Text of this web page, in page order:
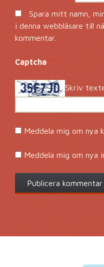
Spara mitt namn,
i denna webbläsare till
kommentar.
Captcha*
Skriv
Meddela mig om nya
Meddela mig om nya